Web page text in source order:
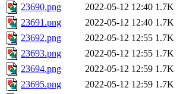
23690.png
2022-05-12 12:40 1.7K
23691.png
2022-05-12 12:40 1.7K
23692.png
2022-05-12 12:55 1.7K
23693.png
2022-05-12 12:55 1.7K
23694.png
2022-05-12 12:59 1.7K
23695.png
2022-05-12 12:59 1.7K